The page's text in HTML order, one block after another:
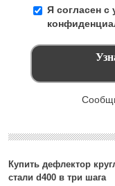
Купить дефлектор
стали d400 в три шага
Я согласен с